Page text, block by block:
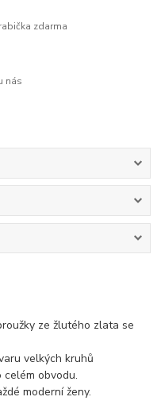
zdarma
nás
ze žlutého zlata se
velkých kruhů
celém obvodu.
moderní ženy.